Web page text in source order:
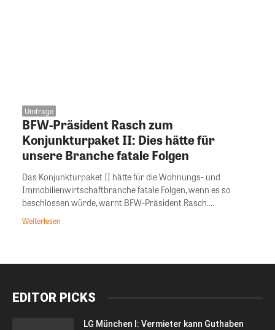
Umfrage
BFW-Präsident Rasch zum
Konjunkturpaket II: Dies hätte für
unsere Branche fatale Folgen
Das Konjunkturpaket II hätte für die Wohnungs- und
Immobilienwirtschaftbranche fatale Folgen, wenn es so
beschlossen würde, warnt BFW-Präsident Rasch....
Weiterlesen
EDITOR PICKS
LG München I: Vermieter kann Guthaben